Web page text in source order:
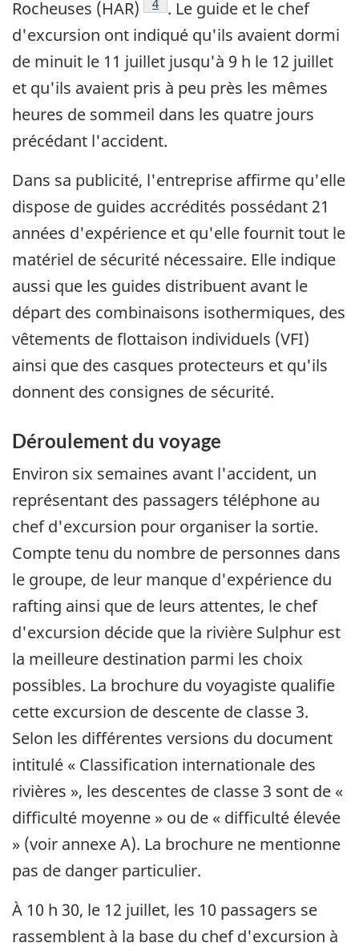
Rocheuses (HAR) Note de bas de page
4 . Le guide et le chef
d'excursion ont indiqué qu'ils avaient dormi
de minuit le 11 juillet jusqu'à 9 h le 12 juillet
et qu'ils avaient pris à peu près les mêmes
heures de sommeil dans les quatre jours
précédant l'accident.
Dans sa publicité, l'entreprise affirme qu'elle
dispose de guides accrédités possédant 21
années d'expérience et qu'elle fournit tout le
matériel de sécurité nécessaire. Elle indique
aussi que les guides distribuent avant le
départ des combinaisons isothermiques, des
vêtements de flottaison individuels (VFI)
ainsi que des casques protecteurs et qu'ils
donnent des consignes de sécurité.
Déroulement du voyage
Environ six semaines avant l'accident, un
représentant des passagers téléphone au
chef d'excursion pour organiser la sortie.
Compte tenu du nombre de personnes dans
le groupe, de leur manque d'expérience du
rafting ainsi que de leurs attentes, le chef
d'excursion décide que la rivière Sulphur est
la meilleure destination parmi les choix
possibles. La brochure du voyagiste qualifie
cette excursion de descente de classe 3.
Selon les différentes versions du document
intitulé « Classification internationale des
rivières », les descentes de classe 3 sont de «
difficulté moyenne » ou de « difficulté élevée
» (voir annexe A). La brochure ne mentionne
pas de danger particulier.
À 10 h 30, le 12 juillet, les 10 passagers se
rassemblent à la base du chef d'excursion à